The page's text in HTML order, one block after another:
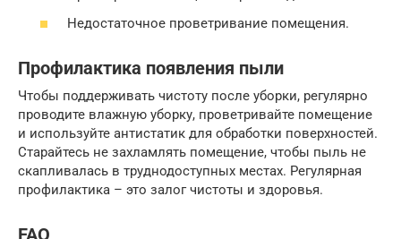
Недостаточное проветривание помещения.
Профилактика появления пыли
Чтобы поддерживать чистоту после уборки, регулярно
проводите влажную уборку, проветривайте помещение
и используйте антистатик для обработки поверхностей.
Старайтесь не захламлять помещение, чтобы пыль не
скапливалась в труднодоступных местах. Регулярная
профилактика – это залог чистоты и здоровья.